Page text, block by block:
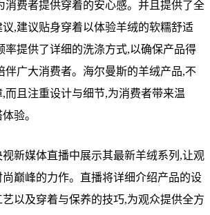
消费者提供穿着的安心感。并且提供了全
,建议贴身穿着以体验羊绒的软糯舒适
率提供了详细的洗涤方式,以确保产品得
伴广大消费者。海尔曼斯的羊绒产品,不
而且注重设计与细节,为消费者带来温
验。
新媒体直播中展示其最新羊绒系列,让观
巅峰的力作。直播将详细介绍产品的设
以及穿着与保养的技巧,为观众提供全方